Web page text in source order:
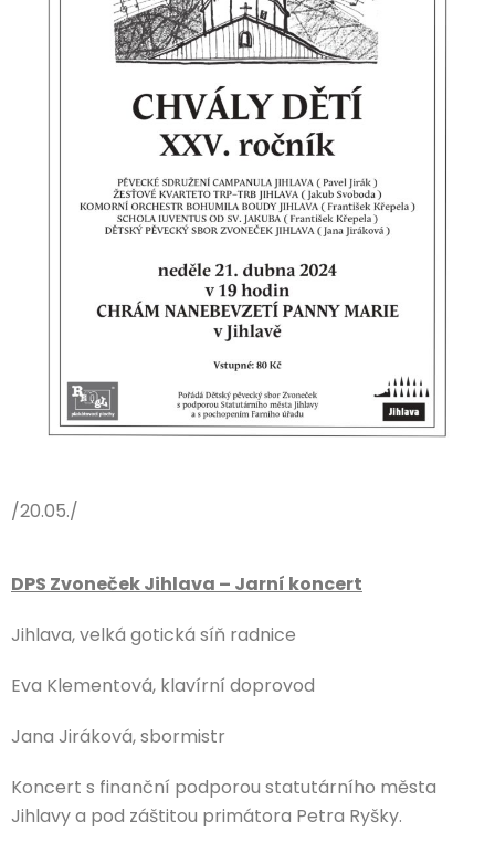
/20.05./
DPS Zvoneček Jihlava – Jarní koncert
Jihlava, velká gotická síň radnice
Eva Klementová, klavírní doprovod
Jana Jiráková, sbormistr
Koncert s finanční podporou statutárního města
Jihlavy a pod záštitou primátora Petra Ryšky.